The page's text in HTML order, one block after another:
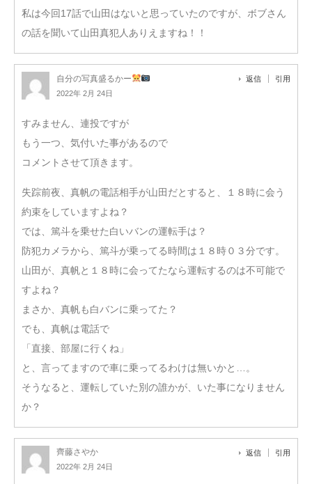
私は今回17話で山田はないと思っていたのですが、ボブさん
の話を聞いて山田真犯人ありえますね！！
自分の写真盛るかー
2022年 2月 24日
返信 引用
すみません、連投ですが
もう一つ、気付いた事があるので
コメントさせて頂きます。
失踪前夜、真帆の電話相手が山田だとすると、１８時に会う
約束をしていますよね？
では、篤斗を乗せた白いバンの運転手は？
防犯カメラから、篤斗が乗ってる時間は１８時０３分です。
山田が、真帆と１８時に会ってたなら運転するのは不可能で
すよね？
まさか、真帆も白バンに乗ってた？
でも、真帆は電話で
「直接、部屋に行くね」
と、言ってますので車に乗ってるわけは無いかと…。
そうなると、運転していた別の誰かが、いた事になりません
か？
齊藤さやか
2022年 2月 24日
返信 引用